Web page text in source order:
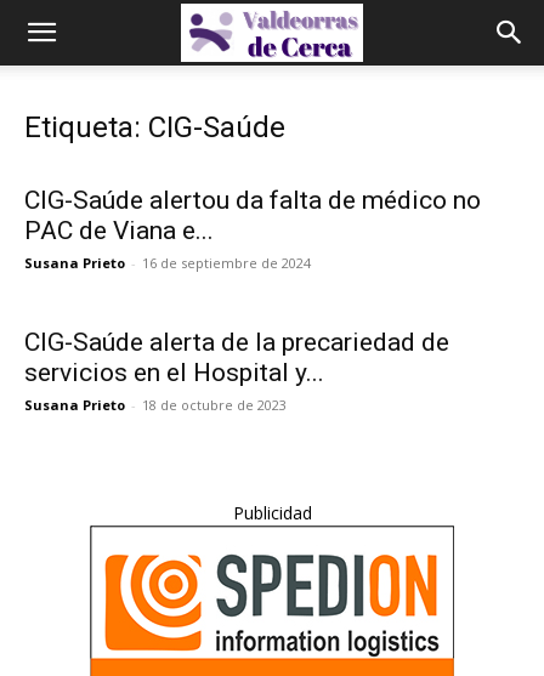
Etiqueta: CIG-Saúde
CIG-Saúde alertou da falta de médico no
PAC de Viana e...
Susana Prieto - 16 de septiembre de 2024
CIG-Saúde alerta de la precariedad de
servicios en el Hospital y...
Susana Prieto - 18 de octubre de 2023
Publicidad